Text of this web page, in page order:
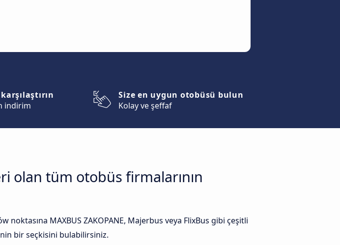
indirim
Size en uygun otobüsü bulun
Kolay ve şeffaf
olan tüm otobüs firmalarının
MAXBUS ZAKOPANE, Majerbus veya FlixBus gibi çeşitli
bir seçkisini bulabilirsiniz.